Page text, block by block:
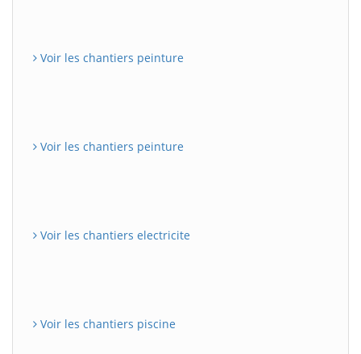
Voir les chantiers peinture
Voir les chantiers peinture
Voir les chantiers electricite
Voir les chantiers piscine